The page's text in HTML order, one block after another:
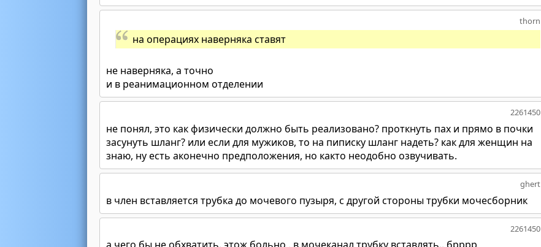
thorn
на операциях наверняка ставят
не наверняка, а точно
и в реанимационном отделении
2261450
не понял, это как физически должно быть реализовано? проткнуть пах и прямо в почки
засунуть шланг? или если для мужиков, то на пиписку шланг надеть? как для женщин на
знаю, ну есть аконечно предположения, но както неодобно озвучивать.
ghert
в член вставляется трубка до мочевого пузыря, с другой стороны трубки мочесборник
2261450